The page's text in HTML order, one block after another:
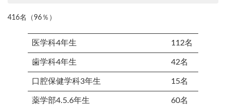
416名（96％）
医学科4年生 112名
歯学科4年生 42名
口腔保健学科3年生 15名
薬学部4.5.6年生 60名